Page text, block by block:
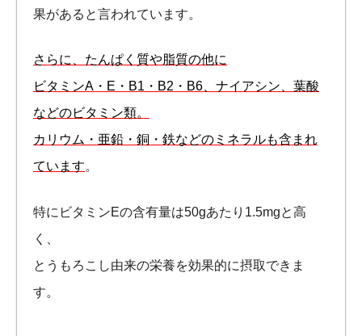
果があると言われています。
さらに、たんぱく質や脂質の他に
ビタミンA・E・B1・B2・B6、ナイアシン、葉酸
などのビタミン類。
カリウム・亜鉛・銅・鉄などのミネラルも含まれ
ています。
特にビタミンEの含有量は50gあたり1.5mgと高
く、
とうもろこし由来の栄養を効果的に摂取できま
す。